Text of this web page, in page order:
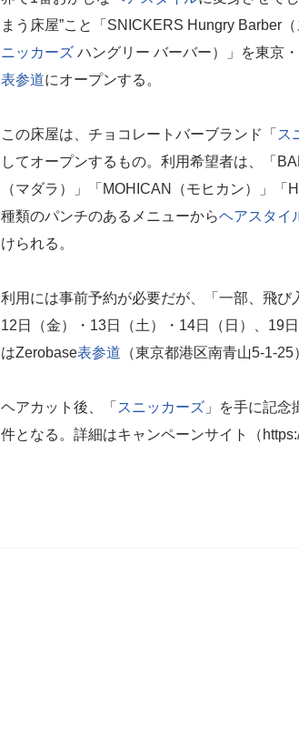
まう床屋”こと「SNICKERS Hungry Barber（
ニッカーズ ハングリー バーバー）」を東京・
表参道にオープンする。
この床屋は、チョコレートバーブランド「 ス
してオープンするもの。利用希望者は、「
（マダラ）」「MOHICAN（モヒカン）」
種類のパンチのあるメニューからヘアスタイ
けられる。
利用には事前予約が必要だが、「一部、飛び
12日（金）・13日（土）・14日（日）、19
はZerobase表参道 （東京都港区南青山5-1-25
ヘアカット後、「 スニッカーズ 」を手に記
件となる。詳細はキャンペーンサイト（